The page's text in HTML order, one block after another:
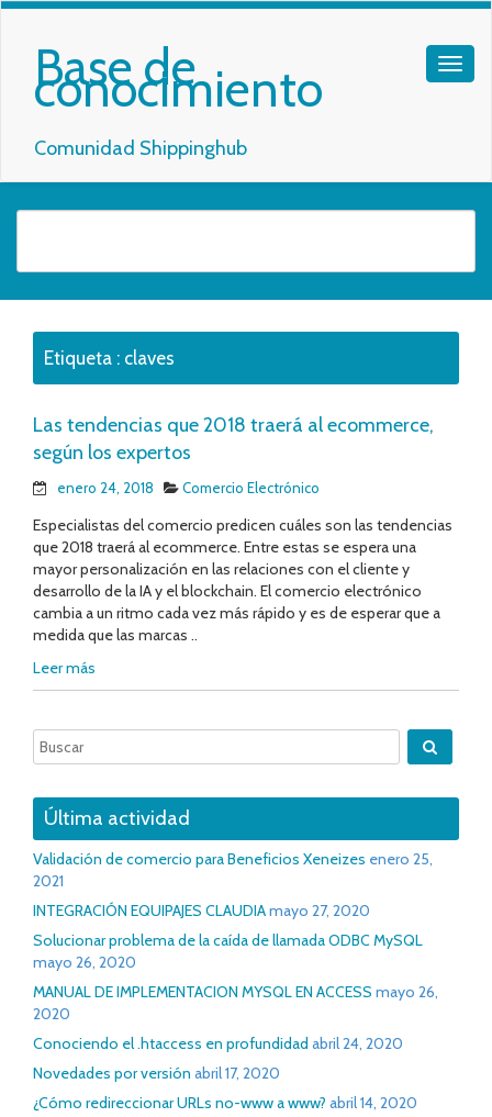
Base de
conocimiento
Comunidad Shippinghub
Etiqueta : claves
Las tendencias que 2018 traerá al ecommerce,
según los expertos
enero 24, 2018 Comercio Electrónico
Especialistas del comercio predicen cuáles son las tendencias
que 2018 traerá al ecommerce. Entre estas se espera una
mayor personalización en las relaciones con el cliente y
desarrollo de la IA y el blockchain. El comercio electrónico
cambia a un ritmo cada vez más rápido y es de esperar que a
medida que las marcas ..
Leer más
Última actividad
Validación de comercio para Beneficios Xeneizes enero 25,
2021
INTEGRACIÓN EQUIPAJES CLAUDIAmayo 27, 2020
Solucionar problema de la caída de llamada ODBC MySQL
mayo 26, 2020
MANUAL DE IMPLEMENTACION MYSQL EN ACCESS mayo 26,
2020
Conociendo el .htaccess en profundidad abril 24, 2020
Novedades por versión abril 17, 2020
¿Cómo redireccionar URLs no-www a www? abril 14, 2020